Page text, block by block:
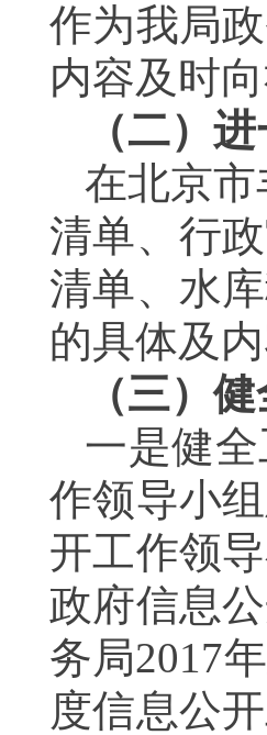
作为我局
内容及时向
（二）
在北京市
清单、行
清单、水
的具体及
（三）
一是健
作领导小
开工作领
政府信息
务局2017
度信息公